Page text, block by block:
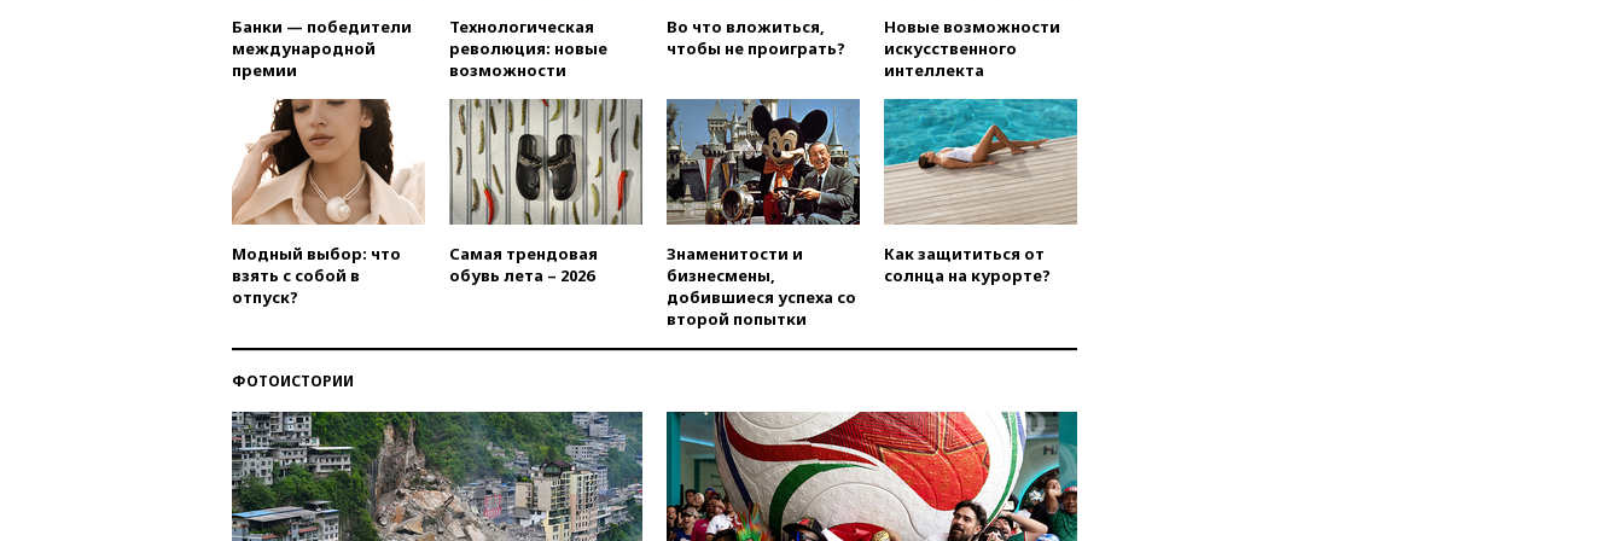
вчера, 19:15Путин обсудил с
Памфиловой подготовку к
единому дню голосования
вчера, 18:56Wildberries
отрицает перенос основной
логистики за пределы России
вчера, 18:45Крупнейший
склад маркетплейса Rozetka
вчера, 18:35 Джаред Лето
лишился роли в фильме
1 ноября»
вчера, 18:15Путин указал на
нехватку врачей в
Белгородской области
вчера, 17:58ЕС отменил
Банки — победители
международной
премии
Технологическая
революция: новые
возможности
Во что вложиться,
чтобы не проиграть?
Новые возможности
искусственного
интеллекта
Модный выбор: что
взять с собой в
отпуск?
Самая трендовая
обувь лета – 2026
Знаменитости и
бизнесмены,
добившиеся успеха со
второй попытки
Как защититься от
солнца на курорте?
ФОТОИСТОРИИ